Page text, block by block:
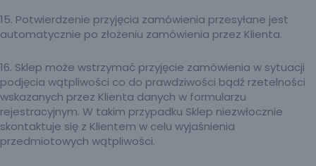
15. Potwierdzenie przyjęcia zamówienia przesyłane jest
automatycznie po złożeniu zamówienia przez Klienta.
16. Sklep może wstrzymać przyjęcie zamówienia w sytuacji
podjęcia wątpliwości co do prawdziwości bądź rzetelności
wskazanych przez Klienta danych w formularzu
rejestracyjnym. W takim przypadku Sklep niezwłocznie
skontaktuje się z Klientem w celu wyjaśnienia
przedmiotowych wątpliwości.